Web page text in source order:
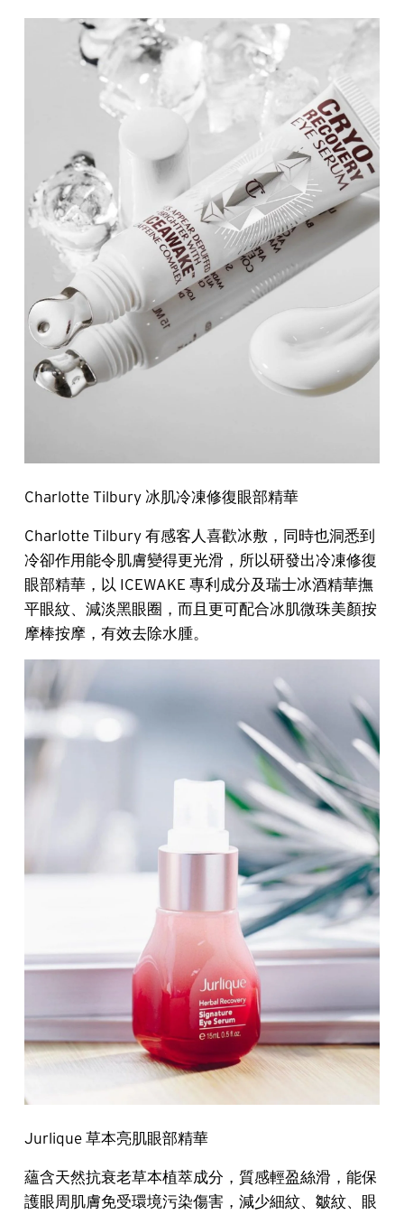
Charlotte Tilbury 冰肌冷凍修復眼部精華
Charlotte Tilbury 有感客人喜歡冰敷，同時也洞悉到
冷卻作用能令肌膚變得更光滑，所以研發出冷凍修復
眼部精華，以 ICEWAKE 專利成分及瑞士冰酒精華撫
平眼紋、減淡黑眼圈，而且更可配合冰肌微珠美顏按
摩棒按摩，有效去除水腫。
Jurlique 草本亮肌眼部精華
蘊含天然抗衰老草本植萃成分，質感輕盈絲滑，能保
護眼周肌膚免受環境污染傷害，減少細紋、皺紋、眼